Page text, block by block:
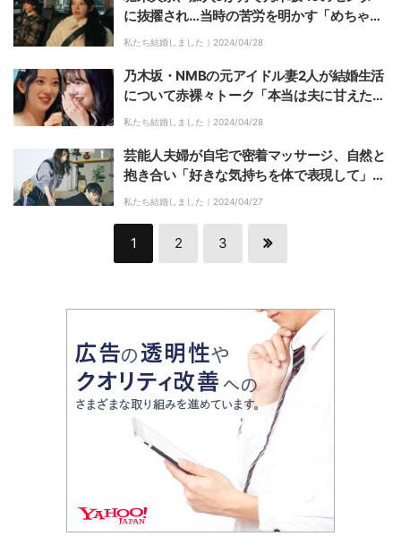
に抜擢され…当時の苦労を明かす「めちゃめ
ちゃ大変」『私たち結婚しました 5』第7話
私たち結婚しました｜ 2024/04/28
乃木坂・NMBの元アイドル妻2人が結婚生活
について赤裸々トーク「本当は夫に甘えた
い」『私たち結婚しました 5』第7話
私たち結婚しました｜ 2024/04/28
芸能人夫婦が自宅で密着マッサージ、自然と
抱き合い「好きな気持ちを体で表現して」イ
チャイチャが止まらない展開にスタジオも驚
私たち結婚しました｜ 2024/04/27
1 2 3